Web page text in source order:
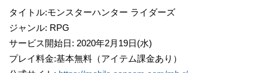
タイトル:モンスターハンター ライダーズ
ジャンル: RPG
サービス開始日: 2020年2月19日(水)
プレイ料金:基本無料（アイテム課金あり）